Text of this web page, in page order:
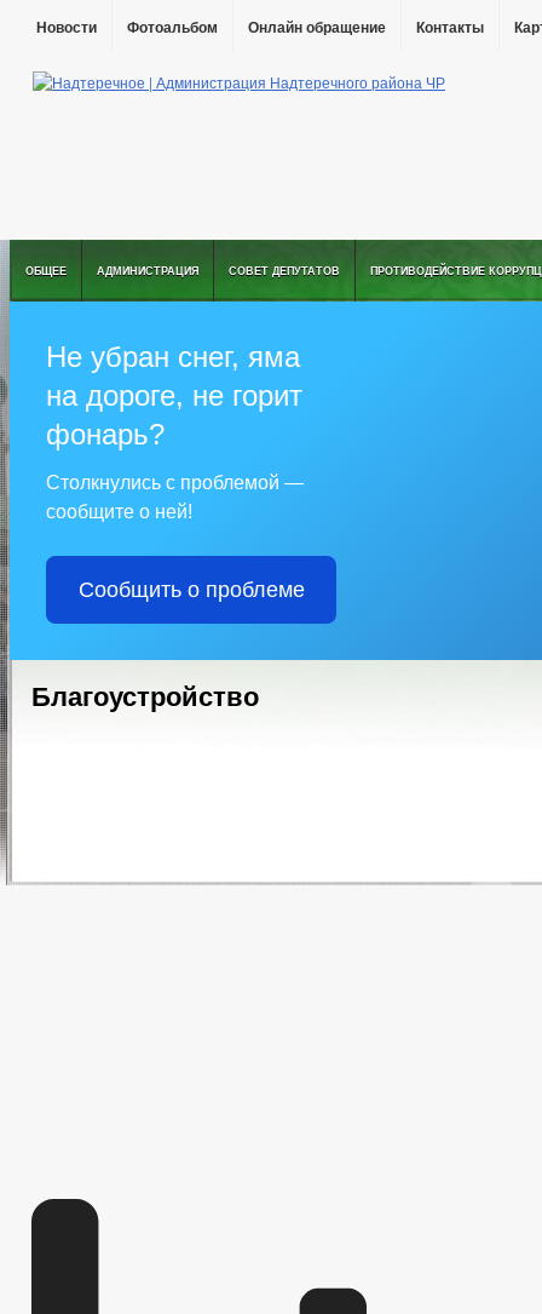
Новости Фотоальбом Онлайн обращение Контакты
ОБЩЕЕ АДМИНИСТРАЦИЯ СОВЕТ ДЕПУТАТОВ ПРОТИВОДЕЙСТВИЕ
Не убран снег, яма
на дороге, не горит
фонарь?
Столкнулись с проблемой —
сообщите о ней!
Сообщить о проблеме
Благоустройство